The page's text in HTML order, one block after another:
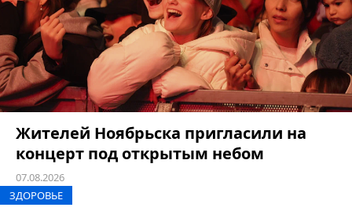
Жителей Ноябрьска пригласили на
концерт под открытым небом
07.08.2026
ЗДОРОВЬЕ